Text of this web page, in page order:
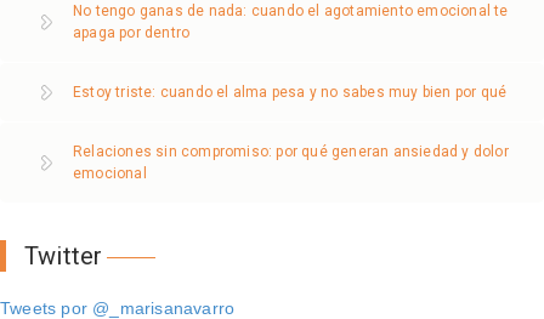
No tengo ganas de nada: cuando el agotamiento emocional te
apaga por dentro
Estoy triste: cuando el alma pesa y no sabes muy bien por qué
Relaciones sin compromiso: por qué generan ansiedad y dolor
emocional
Twitter
Tweets por @_marisanavarro